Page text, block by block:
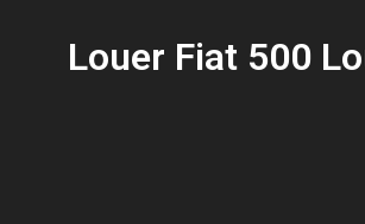
Louer Fiat 500